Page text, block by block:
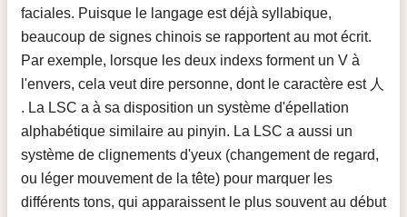
faciales. Puisque le langage est déjà syllabique,
beaucoup de signes chinois se rapportent au mot écrit.
Par exemple, lorsque les deux indexs forment un V à
l'envers, cela veut dire personne, dont le caractère est 人
. La LSC a à sa disposition un système d'épellation
alphabétique similaire au pinyin. La LSC a aussi un
système de clignements d'yeux (changement de regard,
ou léger mouvement de la tête) pour marquer les
différents tons, qui apparaissent le plus souvent au début